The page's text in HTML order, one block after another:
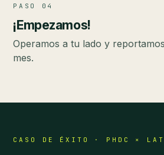
PASO 04
¡Empezamos!
Operamos a tu lado y
mes.
CASO DE ÉXITO · PHDC ×